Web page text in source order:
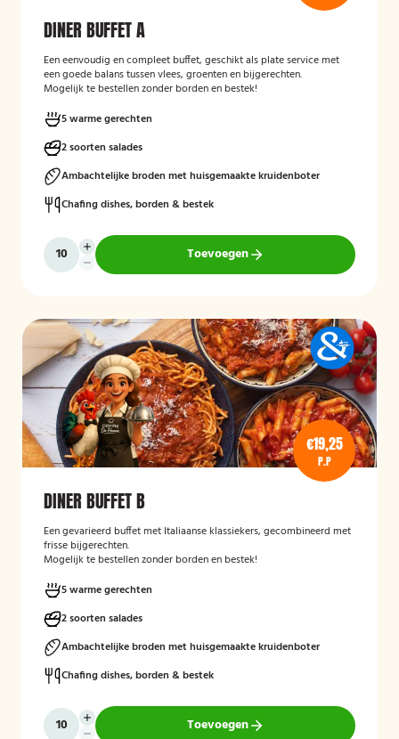
DINER BUFFET A
Een eenvoudig en compleet buffet, geschikt als plate service met
een goede balans tussen vlees, groenten en bijgerechten.
Mogelijk te bestellen zonder borden en bestek!
5 warme gerechten
2 soorten salades
Ambachtelijke broden met huisgemaakte kruidenboter
Chafing dishes, borden & bestek
Toevoegen
€19,25
P.P
DINER BUFFET B
Een gevarieerd buffet met Italiaanse klassiekers, gecombineerd met
frisse bijgerechten.
Mogelijk te bestellen zonder borden en bestek!
5 warme gerechten
2 soorten salades
Ambachtelijke broden met huisgemaakte kruidenboter
Chafing dishes, borden & bestek
Toevoegen